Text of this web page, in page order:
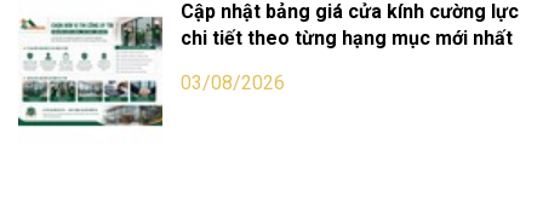
Cập nhật bảng giá cửa kính cường lực
chi tiết theo từng hạng mục mới nhất
03/08/2026